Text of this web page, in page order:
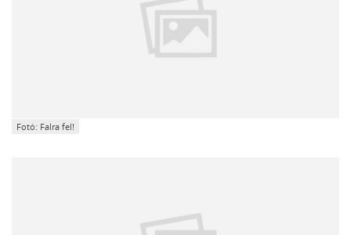
Fotó: Falra fel!